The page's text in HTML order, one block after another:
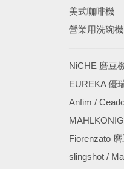
美式咖啡機
營業用洗碗
NiCHE 磨豆
EUREKA 優
Anfim /
Fiorenzato
slingshot /